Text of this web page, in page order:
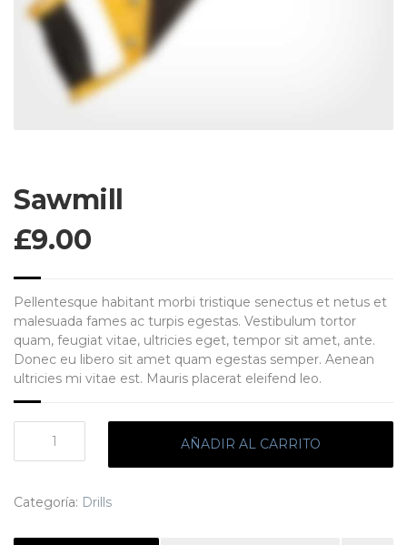
Sawmill
£9.00
Pellentesque habitant morbi tristique senectus et netus et
malesuada fames ac turpis egestas. Vestibulum tortor
quam, feugiat vitae, ultricies eget, tempor sit amet, ante.
Donec eu libero sit amet quam egestas semper. Aenean
ultricies mi vitae est. Mauris placerat eleifend leo.
cantidad
AÑADIR AL CARRITO
Categoría: Drills